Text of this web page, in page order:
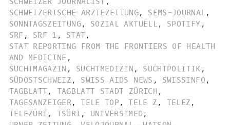
SCHWEIZERISCHE ÄRZTEZEITUNG, SEMS-JOURNAL ,
SONNTAGSZEITUNG, SOZIAL AKTUELL , SPOTIFY ,
SRF , SRF 1 , STAT,
STAT REPORTING FROM THE FRONTIERS OF HEALTH
AND MEDICINE ,
SUCHTMAGAZIN , SUCHTMEDIZIN , SUCHTPOLITIK ,
SÜDOSTSCHWEIZ , SWISS AIDS NEWS , SWISSINFO ,
TAGBLATT, TAGBLATT STADT ZÜRICH ,
TAGESANZEIGER, TELE TOP, TELE Z , TELEZ ,
TELEZÜRI , TSÜRI , UNIVERSIMED ,